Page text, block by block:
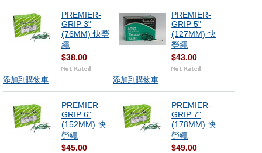
PREMIER-
GRIP 3"
(76MM) 快勞
繩
$38.00
添加到購物車
PREMIER-
GRIP 5"
(127MM) 快
勞繩
$43.00
添加到購物車
PREMIER-
GRIP 6"
(152MM) 快
勞繩
$45.00
PREMIER-
GRIP 7"
(178MM) 快
勞繩
$49.00